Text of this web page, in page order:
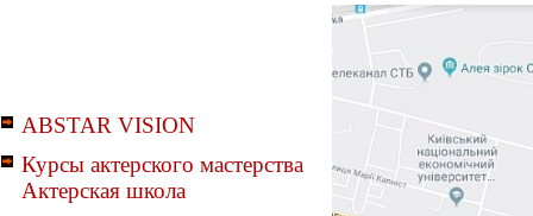
ABSTAR VISION
Курсы актерского мастерства
Актерская школа